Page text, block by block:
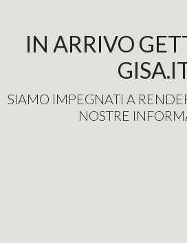
IN ARRIVO
SIAMO IMPEGNATI A
NOSTRE